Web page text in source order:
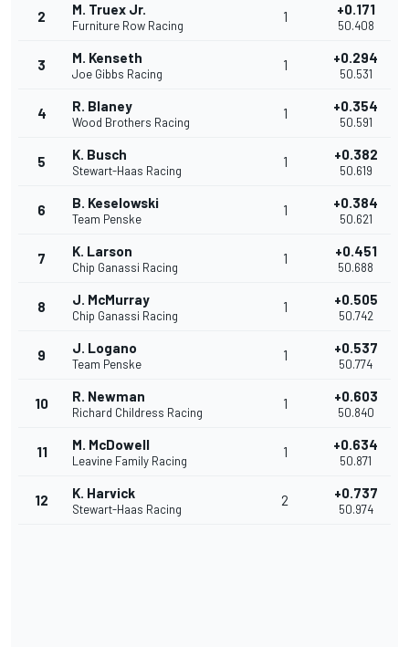
2 M. Truex Jr.
Furniture Row Racing
1 +0.171
50.408
3 M. Kenseth
Joe Gibbs Racing
1 +0.294
50.531
4 R. Blaney
Wood Brothers Racing
1 +0.354
50.591
5 K. Busch
Stewart-Haas Racing
1 +0.382
50.619
6 B. Keselowski
Team Penske
1 +0.384
50.621
7 K. Larson
Chip Ganassi Racing
1 +0.451
50.688
8 J. McMurray
Chip Ganassi Racing
1 +0.505
50.742
9 J. Logano
Team Penske
1 +0.537
50.774
10 R. Newman
Richard Childress Racing
1 +0.603
50.840
11 M. McDowell
Leavine Family Racing
1 +0.634
50.871
12 K. Harvick
Stewart-Haas Racing
2 +0.737
50.974